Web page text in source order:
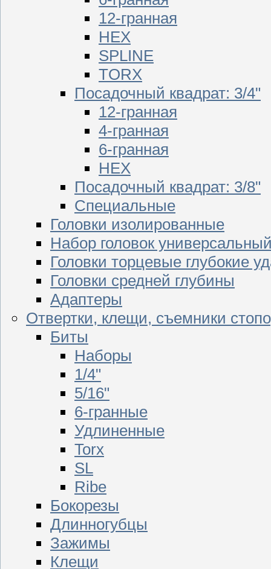
12-гранная
HEX
SPLINE
TORX
Посадочный квадрат: 3/4"
12-гранная
4-гранная
6-гранная
HEX
Посадочный квадрат: 3/8"
Специальные
Головки изолированные
Набор головок
Головки торцевые глубокие
Головки средней глубины
Адаптеры
Отвертки, клещи, съемники
Биты
Наборы
1/4"
5/16"
6-гранные
Удлиненные
Torx
SL
Ribe
Бокорезы
Длинногубцы
Зажимы
Клещи